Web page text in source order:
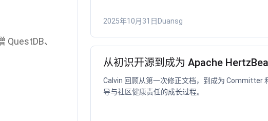
QuestDB、
2025年10月31日 Duansg
从初识开源到成为 Apache
Calvin 回顾从第一次修正文档，到成为 Committer
导与社区健康责任的成长过程。